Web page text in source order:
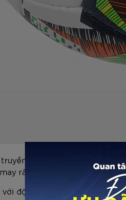
thống với các miếng da
rất tỉ mỉ giúp bóng có độ
độ bền cao, xen kẽ cao
GỬI THÔNG TIN